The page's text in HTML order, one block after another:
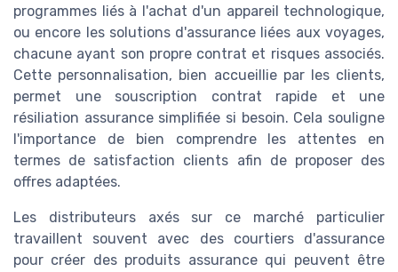
programmes liés à l'achat d'un appareil technologique,
ou encore les solutions d'assurance liées aux voyages,
chacune ayant son propre contrat et risques associés.
Cette personnalisation, bien accueillie par les clients,
permet une souscription contrat rapide et une
résiliation assurance simplifiée si besoin. Cela souligne
l'importance de bien comprendre les attentes en
termes de satisfaction clients afin de proposer des
offres adaptées.
Les distributeurs axés sur ce marché particulier
travaillent souvent avec des courtiers d'assurance
pour créer des produits assurance qui peuvent être